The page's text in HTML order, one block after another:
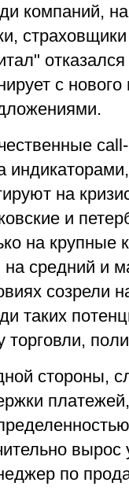
компаний,
с
на
и
на крупные
на средний и
созрели
таких
торговли,
стороны,
вырос
по